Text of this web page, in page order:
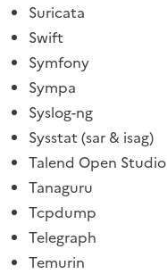
Suricata
Swift
Symfony
Sympa
Syslog-ng
Sysstat (sar & isag)
Talend Open Studio
Tanaguru
Tcpdump
Telegraph
Temurin